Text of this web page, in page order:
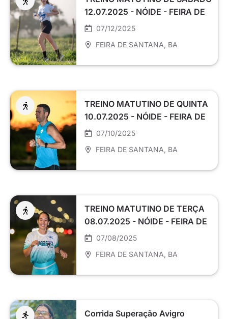
12.07.2025 - NÓIDE - FEIRA DE
SANTANA
07/12/2025
FEIRA DE SANTANA , BA
TREINO MATUTINO DE QUINTA
10.07.2025 - NÓIDE - FEIRA DE
SANTANA
07/10/2025
FEIRA DE SANTANA , BA
TREINO MATUTINO DE TERÇA
08.07.2025 - NÓIDE - FEIRA DE
SANTANA
07/08/2025
FEIRA DE SANTANA , BA
Corrida Superação Avigro